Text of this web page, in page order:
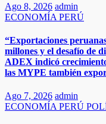
Ago 8, 2026 admin
ECONOMÍA PERÚ
“Exportaciones
millones y el desafío de
ADEX indicó
las MYPE también
Ago 7, 2026 admin
ECONOMÍA PERÚ